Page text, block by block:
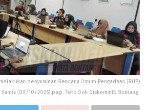
penyusunan Rencana Umum Pengadaan (RUP)
Kamis (09/10/2025) pagi. Foto Dok Diskominfo Bontang.